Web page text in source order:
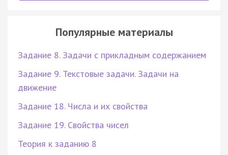
Популярные материалы
Задание 8. Задачи с прикладным содержанием
Задание 9. Текстовые задачи. Задачи на
движение
Задание 18. Числа и их свойства
Задание 19. Свойства чисел
Теория к заданию 8